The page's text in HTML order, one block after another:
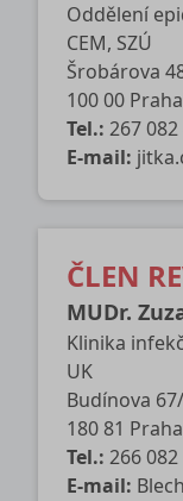
Oddělení
CEM, SZÚ
Šrobárova
100 00
Tel.: 267 082
E-mail:
ČLEN
MUDr.
Klinika
UK
Budínova
180 81
Tel.: 266
E-mail: